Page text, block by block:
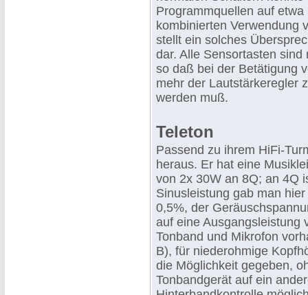
Programmquellen auf
kombinierten Verwendung
stellt ein solches
dar. Alle Sensortasten
so daß bei der Betätigung
mehr der Lautstärkeregler
werden muß.
Teleton
Passend zu ihrem HiFi-
heraus. Er hat eine
von 2x 30W an 8Q; an 4Q
Sinusleistung gab man
0,5%, der
auf eine Ausgangsleistung
Tonband und Mikrofon
B), für niederohmige
die Möglichkeit gegeben,
Tonbandgerät auf ein